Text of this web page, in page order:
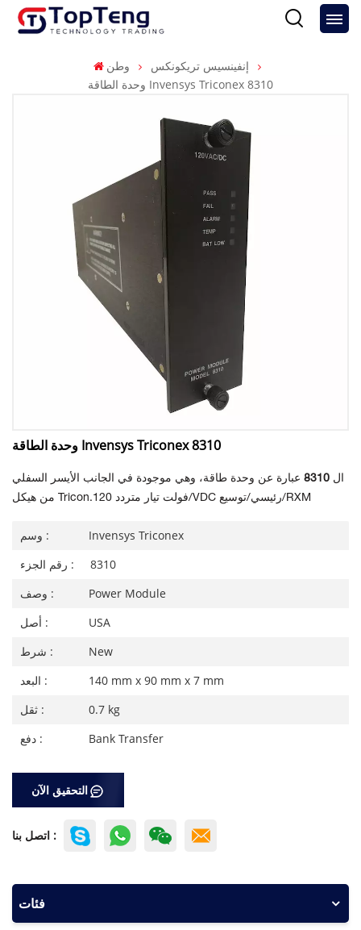
وطن
إنفينسيس تريكونكس
وحدة الطاقة Invensys Triconex 8310
وحدة الطاقة Invensys Triconex 8310
ال 8310 عبارة عن وحدة طاقة، وهي موجودة في الجانب الأيسر السفلي
من هيكل Tricon.
120 فولت تيار متردد/VDC رئيسي/توسيع/RXM
وسم :
Invensys Triconex
رقم الجزء :
8310
وصف :
Power Module
أصل :
USA
شرط :
New
البعد :
140 mm x 90 mm x 7 mm
ثقل :
0.7 kg
دفع :
Bank Transfer
التحقيق الآن
اتصل بنا :
فئات